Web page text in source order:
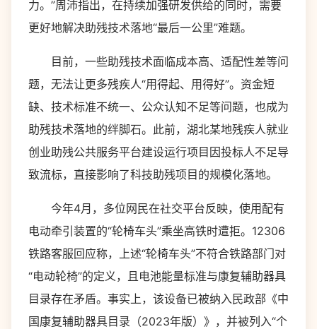
力。”周沛指出，在持续加强研发供给的同时，需要
更好地解决助残技术落地“最后一公里”难题。
目前，一些助残技术面临成本高、适配性差等问
题，无法让更多残疾人“用得起、用得好”。资金短
缺、技术标准不统一、公众认知不足等问题，也成为
助残技术落地的绊脚石。此前，湖北某地残疾人就业
创业助残公共服务平台建设运行项目因投标人不足导
致流标，直接影响了科技助残项目的规模化落地。
今年4月，多位网民在社交平台反映，使用配有
电动牵引装置的“轮椅车头”乘坐高铁时遭拒。12306
铁路客服回应称，上述“轮椅车头”不符合铁路部门对
“电动轮椅”的定义，且电池能量标准与康复辅助器具
目录存在矛盾。事实上，该设备已被纳入民政部《中
国康复辅助器具目录（2023年版）》，并被列入“个